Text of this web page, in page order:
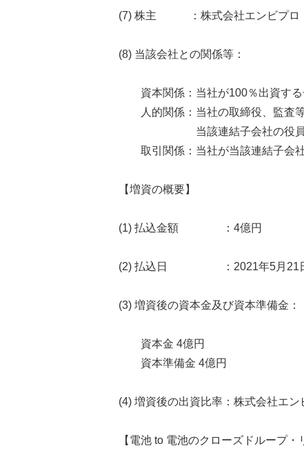
(7) 株主 ：株式会社エンビプロ・
(8) 当該会社との関係等：
資本関係：当社が100％出資する
人的関係：当社の取締役、監査
当該連結子会社の役員
取引関係：当社が当該連結子会社
【増資の概要】
(1) 払込金額 ：4億円
(2) 払込日 ：2021年5月21日
(3) 増資後の資本金及び資本準備金：
資本金 4億円
資本準備金 4億円
(4) 増資後の出資比率：株式会社エ
【電池 to 電池のクローズドループ・